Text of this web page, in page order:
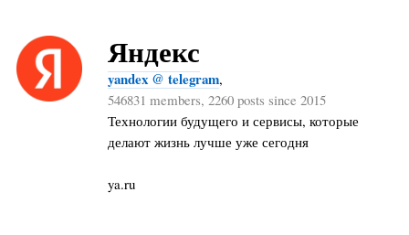
Яндекс
yandex @ telegram,
546831 members, 2260 posts since 2015
Технологии будущего и сервисы, которые
делают жизнь лучше уже сегодня
ya.ru